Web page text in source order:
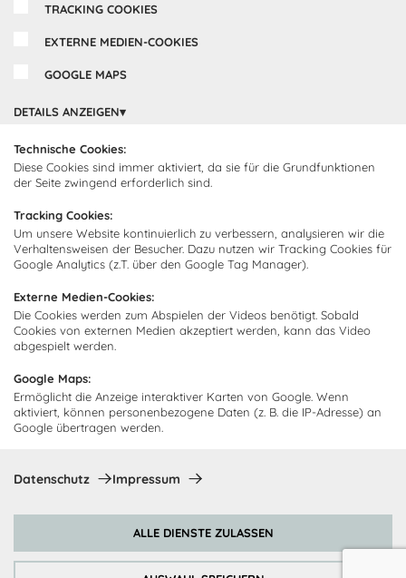
TRACKING COOKIES
EXTERNE MEDIEN-COOKIES
GOOGLE MAPS
DETAILS ANZEIGEN
Technische Cookies:
Diese Cookies sind immer aktiviert, da sie für die Grundfunktionen
der Seite zwingend erforderlich sind.
Tracking Cookies:
Um unsere Website kontinuierlich zu verbessern, analysieren wir die
Verhaltensweisen der Besucher. Dazu nutzen wir Tracking Cookies für
Google Analytics (z.T. über den Google Tag Manager).
Externe Medien-Cookies:
Die Cookies werden zum Abspielen der Videos benötigt. Sobald
Cookies von externen Medien akzeptiert werden, kann das Video
abgespielt werden.
Google Maps:
Ermöglicht die Anzeige interaktiver Karten von Google. Wenn
aktiviert, können personenbezogene Daten (z. B. die IP-Adresse) an
Google übertragen werden.
Datenschutz Impressum
ALLE DIENSTE ZULASSEN
Inspirationen
Über uns
FAQ
Kontakt
Kundendienst
Lieferung
Montage
Abholorte
Newsletter abonnieren
Newsletter und empfangen Sie
Neuigkeiten und Angebote
Ich bin damit einverstanden, dass Cocooning24 mich regelmäßig
per E-Mail-Newsletter über seine Angebote informiert.
Zahlungsmethoden